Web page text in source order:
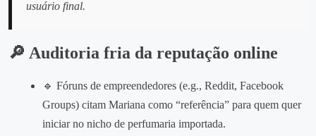
usuário final.
🔎 Auditoria fria da reputação online
🔹 Fóruns de empreendedores (e.g., Reddit, Facebook
Groups) citam Mariana como “referência” para quem quer
iniciar no nicho de perfumaria importada.